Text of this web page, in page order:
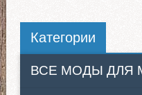
Категории
ВСЕ МОДЫ ДЛЯ